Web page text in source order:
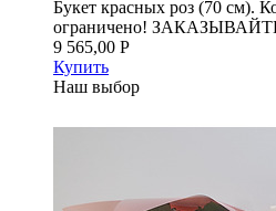
Букет красных роз (70 см).
ограничено!
9 565,00 Р
Купить
Наш выбор